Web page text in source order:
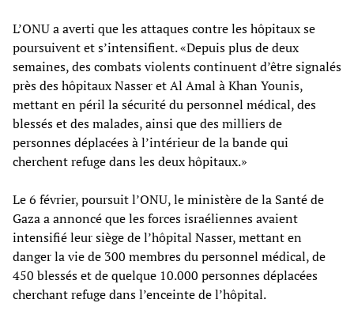
L’ONU a averti que les attaques contre les hôpitaux se
poursuivent et s’intensifient. «Depuis plus de deux
semaines, des combats violents continuent d’être signalés
près des hôpitaux Nasser et Al Amal à Khan Younis,
mettant en péril la sécurité du personnel médical, des
blessés et des malades, ainsi que des milliers de
personnes déplacées à l’intérieur de la bande qui
cherchent refuge dans les deux hôpitaux.»
Le 6 février, poursuit l’ONU, le ministère de la Santé de
Gaza a annoncé que les forces israéliennes avaient
intensifié leur siège de l’hôpital Nasser, mettant en
danger la vie de 300 membres du personnel médical, de
450 blessés et de quelque 10.000 personnes déplacées
cherchant refuge dans l’enceinte de l’hôpital.